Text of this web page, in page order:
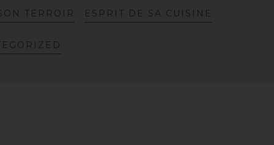
O N T E R R O I R E S P R I T D E SA C U I S I N E
E G O R I Z E D